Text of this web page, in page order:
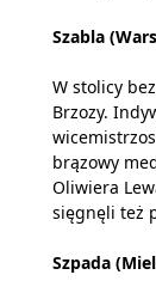
Szabla
W stolicy
Brzozy.
brązowy
Oliwiera
sięgnęli też
Szpada